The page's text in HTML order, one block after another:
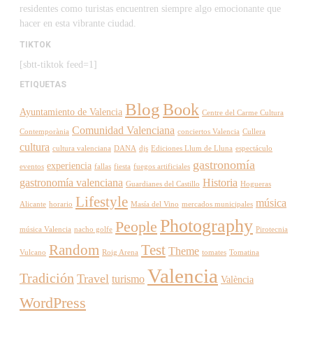
residentes como turistas encuentren siempre algo emocionante que
hacer en esta vibrante ciudad.
TIKTOK
[sbtt-tiktok feed=1]
ETIQUETAS
Ayuntamiento de Valencia BlogBook Centre del Carme Cultura
Contemporània Comunidad Valenciana conciertos Valencia Cullera
cultura cultura valenciana DANA djs Ediciones Llum de Lluna espectáculo
eventos experiencia fallas fiesta fuegos artificiales gastronomía
gastronomía valenciana Guardianes del Castillo Historia Hogueras
Alicante horario Lifestyle Masía del Vino mercados municipales música
música Valencia nacho golfe People Photography Pirotecnia
Vulcano Random Roig Arena Test Theme tomates Tomatina
Tradición Travel turismo Valencia València
WordPress